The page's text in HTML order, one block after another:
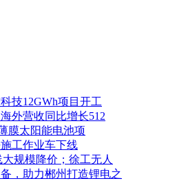
技12GWh项目开工
外营收同比增长512
膜太阳能电池项
工作业车下线
规模降价；徐工无人
，助力郴州打造锂电之